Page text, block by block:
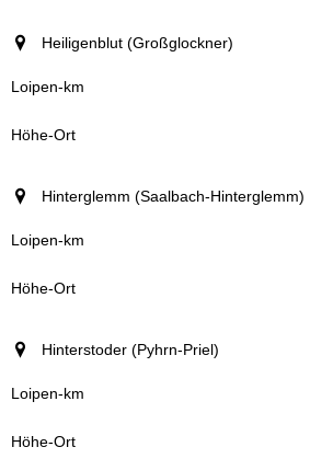
Heiligenblut (Großglockner)
Hinterglemm (Saalbach-Hinterglemm)
Hinterstoder (Pyhrn-Priel)